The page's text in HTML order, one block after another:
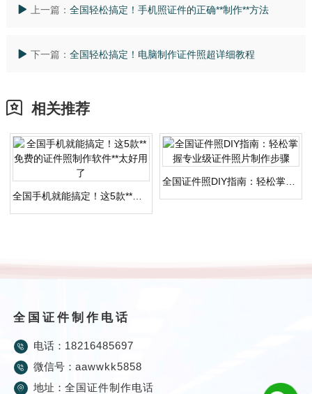
上一篇： 全国轻松搞定！手机照证件的正确**制作**方法
下一篇： 全国轻松搞定！电脑制作证件照超详细教程
相关推荐
全国手机就能搞定！这5款**免费的证件照制作软件**太好用了
全国证件照DIY指南：轻松掌握专业级证件照片制作步骤
全国证件制作电话
电话： 18216485697
微信号： aawwkk5858
地址： 全国证件制作电话